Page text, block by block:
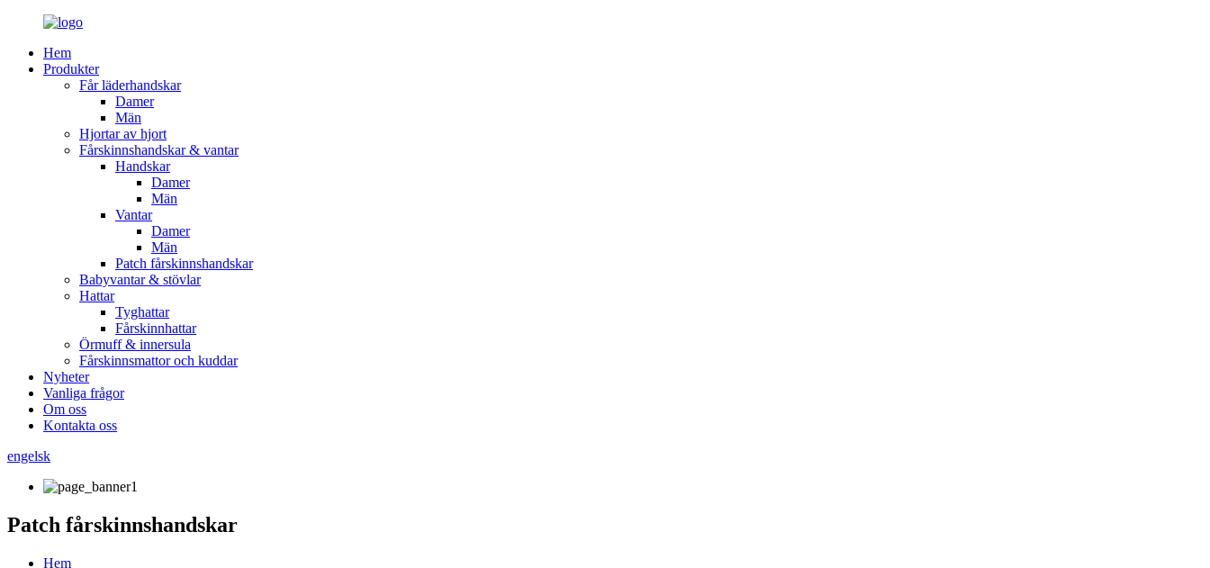
Hem
Produkter
Får läderhandskar
Damer
Män
Hjortar av hjort
Fårskinnshandskar & vantar
Handskar
Damer
Män
Vantar
Damer
Män
Patch fårskinnshandskar
Babyvantar & stövlar
Hattar
Tyghattar
Fårskinnhattar
Örmuff & innersula
Fårskinnsmattor och kuddar
Nyheter
Vanliga frågor
Om oss
Kontakta oss
engelsk
Patch fårskinnshandskar
Hem